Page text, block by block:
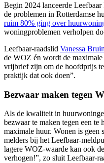
Begin 2024 lanceerde Leefbaar
de problemen in Rotterdamse
ruim 80% ging over
woningproblemen verholpen
Leefbaar-raadslid Vanessa Bruin
de WOZ én wordt de
vrijbrief zijn om de hoofdprijs
praktijk dat ook doen”.
Bezwaar maken tegen
Als de kwaliteit in
bezwaar te maken tegen een
maximale huur. Wonen is geen
melders bij het Leefbaar-
lagere WOZ-waarde kan ook
verhogen!”, zo sluit Leefbaar-